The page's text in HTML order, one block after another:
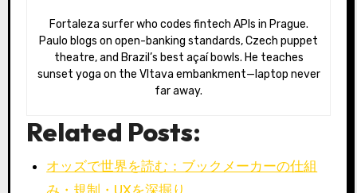
Fortaleza surfer who codes fintech APIs in Prague.
Paulo blogs on open-banking standards, Czech puppet
theatre, and Brazil’s best açaí bowls. He teaches
sunset yoga on the Vltava embankment—laptop never
far away.
Related Posts:
オッズで世界を読む：ブックメーカーの仕組
み・規制・UXを深掘り